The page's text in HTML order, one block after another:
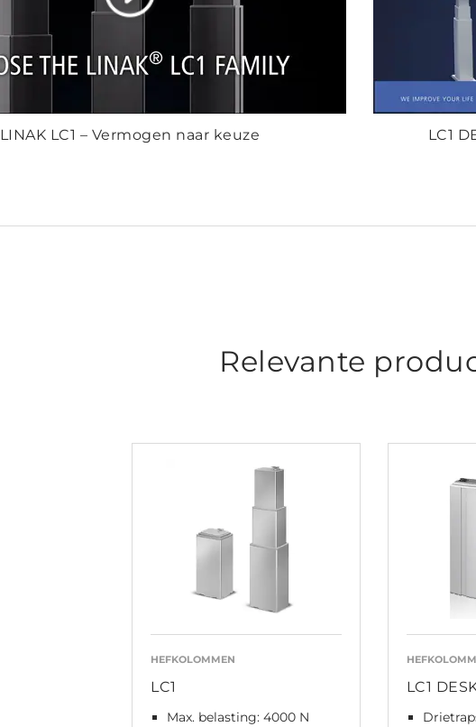
LINAK LC1 – Vermogen naar keuze LC1
Relevante
HEFKOLOMMEN
LC1
Max. belasting: 4000 N
LC1